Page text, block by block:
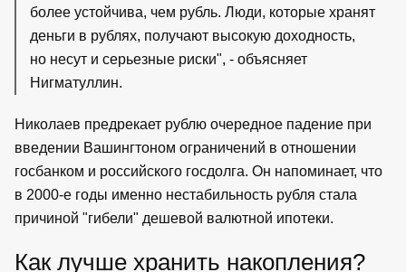
более устойчива, чем рубль. Люди, которые хранят
деньги в рублях, получают высокую доходность,
но несут и серьезные риски", - объясняет
Нигматуллин.
Николаев предрекает рублю очередное падение при
введении Вашингтоном ограничений в отношении
госбанком и российского госдолга. Он напоминает, что
в 2000-е годы именно нестабильность рубля стала
причиной "гибели" дешевой валютной ипотеки.
Как лучше хранить накопления?